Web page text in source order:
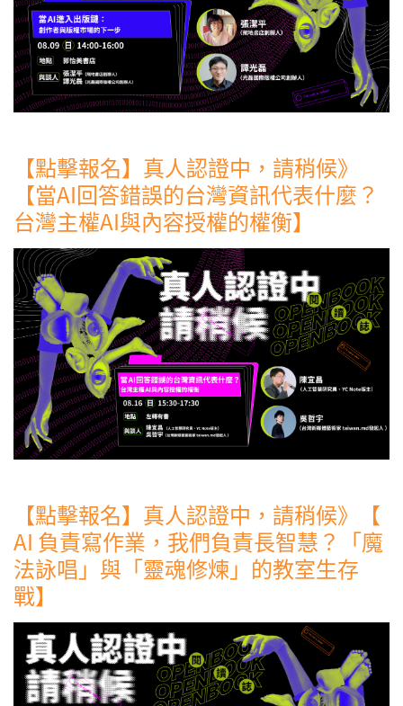
【點擊報名】真人認證中，請稍候》
【當AI回答錯誤的台灣資訊代表什麼？
台灣主權AI與內容授權的權衡】
【點擊報名】真人認證中，請稍候》【
AI 負責寫作業，我們負責長智慧？「魔
法詠唱」與「靈魂修煉」的教室生存
戰】